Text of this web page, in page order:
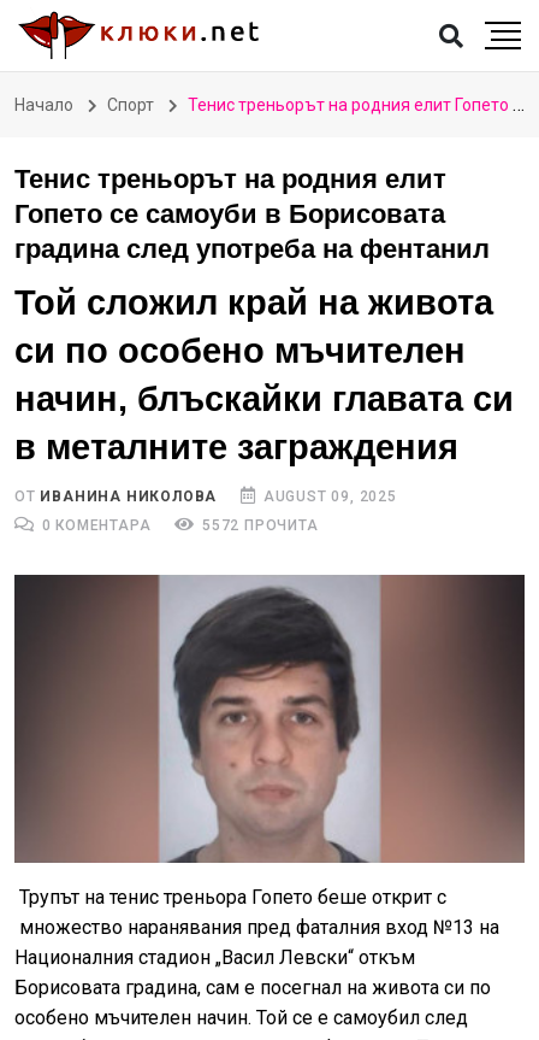
Начало Спорт Тенис треньорът на родния елит Гопето се самоуби в Борисовата градина след употреба на фентанил
Тенис треньорът на родния елит
Гопето се самоуби в Борисовата
градина след употреба на фентанил
Той сложил край на живота
си по особено мъчителен
начин, блъскайки главата си
в металните заграждения
ОТ ИВАНИНА НИКОЛОВА
AUGUST 09, 2025
0 КОМЕНТАРА
5572 ПРОЧИТА
Трупът на тенис треньора Гопето беше открит с
множество наранявания пред фаталния вход №13 на
Националния стадион „Васил Левски“ откъм
Борисовата градина, сам е посегнал на живота си по
особено мъчителен начин. Той се е самоубил след